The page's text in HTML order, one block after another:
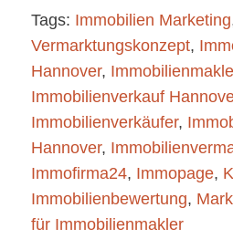
Tags: Immobilien Marketing
Vermarktungskonzept,
Hannover,
Immobilienverkauf
Immobilienverkäufer,
Hannover,
Immofirma24, Immopage,
Immobilienbewertung,
für Immobilienmakler